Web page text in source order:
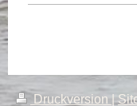
Druckversion